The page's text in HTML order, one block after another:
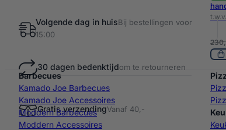
Volgende dag in huisBij bestellingen voor
15:00
30 dagen bedenktijdom te retourneren
Gratis verzendingVanaf 40,-
Barbecues
Kamado Joe Barbecues
Kamado Joe Accessoires
Moddern Barbecues
Moddern Accessoires